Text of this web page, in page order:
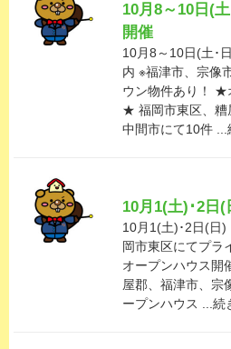
10月8～10日(
開催
10月8～10日(土･
内 ※福津市、宗像
ウン物件あり！ ★
★ 福岡市東区、糟
中間市にて10件 ...
10月1(土)･2
10月1(土)･2日(日
岡市東区にてプ
オープンハウス
屋郡、福津市、宗
ープンハウス ...続